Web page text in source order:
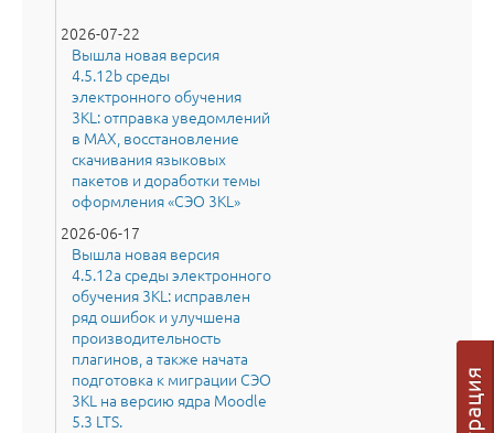
2026-07-22
Вышла новая версия
4.5.12b среды
электронного обучения
3KL: отправка уведомлений
в MAX, восстановление
скачивания языковых
пакетов и доработки темы
оформления «СЭО 3KL»
2026-06-17
Вышла новая версия
4.5.12a среды электронного
обучения 3KL: исправлен
ряд ошибок и улучшена
производительность
плагинов, а также начата
подготовка к миграции СЭО
3KL на версию ядра Moodle
5.3 LTS.